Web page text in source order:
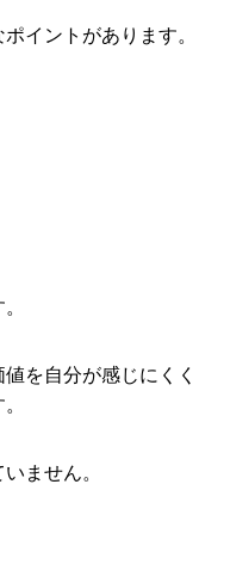
イントがあります。
を自分が感じにくく
ません。